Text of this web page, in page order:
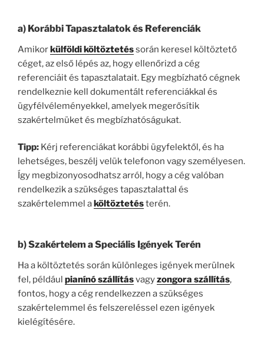
a) Korábbi Tapasztalatok és Referenciák
Amikorkülföldi költöztetéssorán keresel költöztető
céget, az első lépés az, hogy ellenőrizd a cég
referenciáit és tapasztalatait. Egy megbízható cégnek
rendelkeznie kell dokumentált referenciákkal és
ügyfélvéleményekkel, amelyek megerősítik
szakértelmüket és megbízhatóságukat.
Tipp: Kérj referenciákat korábbi ügyfelektől, és ha
lehetséges, beszélj velük telefonon vagy személyesen.
Így megbizonyosodhatsz arról, hogy a cég valóban
rendelkezik a szükséges tapasztalattal és
szakértelemmel aköltöztetésterén.
b)Szakértelem a Speciális Igények Terén
Ha a költöztetés során különleges igények merülnek
fel, például pianínó szállításvagyzongora szállítás,
fontos, hogy a cég rendelkezzen a szükséges
szakértelemmel és felszereléssel ezen igények
kielégítésére.